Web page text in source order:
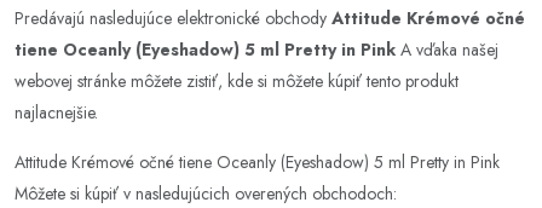
Predávajú nasledujúce elektronické obchody Attitude Krémové očné
tiene Oceanly (Eyeshadow) 5 ml Pretty in Pink A vďaka našej
webovej stránke môžete zistiť, kde si môžete kúpiť tento produkt
najlacnejšie.
Attitude Krémové očné tiene Oceanly (Eyeshadow) 5 ml Pretty in Pink
Môžete si kúpiť v nasledujúcich overených obchodoch: